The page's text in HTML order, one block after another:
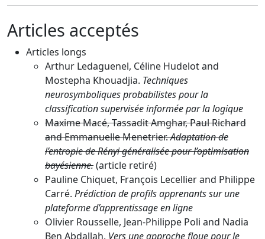
Articles acceptés
Articles longs
Arthur Ledaguenel, Céline Hudelot and
Mostepha Khouadjia. Techniques
neurosymboliques probabilistes pour la
classification supervisée informée par la logique
Maxime Macé, Tassadit Amghar, Paul Richard
and Emmanuelle Menetrier.Adaptation de
l’entropie de Rényi généralisée pour l’optimisation
bayésienne.(article retiré)
Pauline Chiquet, François Lecellier and Philippe
Carré. Prédiction de profils apprenants sur une
plateforme d’apprentissage en ligne
Olivier Rousselle, Jean-Philippe Poli and Nadia
Ben Abdallah. Vers une approche floue pour le